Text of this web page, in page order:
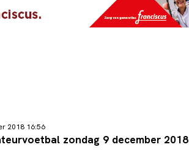
2018 16:56
zondag 9 december 2018